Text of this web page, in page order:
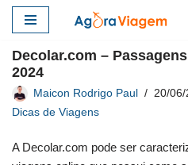
para
o
conteúdo
Decolar.com –
2024
Maicon Rodrigo Paul 20/06/
Dicas de Viagens
A Decolar.com pode ser